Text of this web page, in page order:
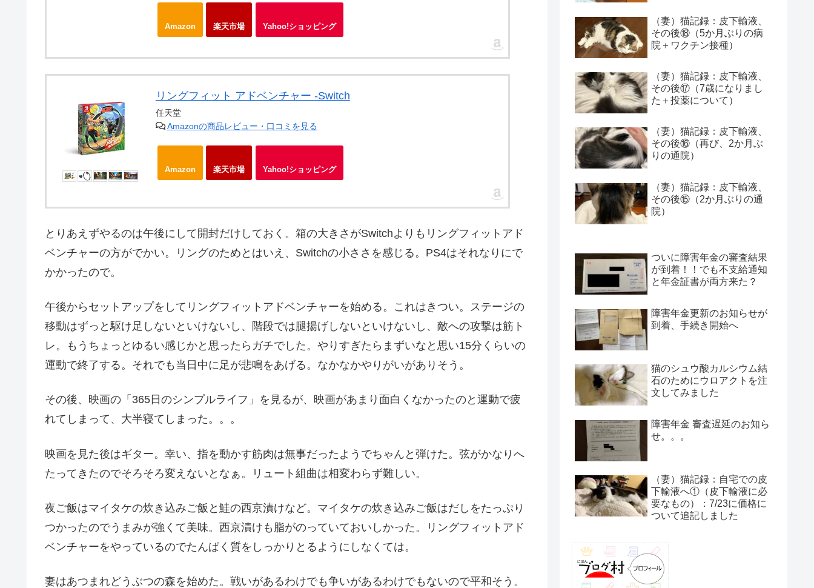
Amazon 楽天市場 Yahoo!ショッピング
リングフィット アドベンチャー -Switch
任天堂
Amazonの商品レビュー・口コミを見る
Amazon 楽天市場 Yahoo!ショッピング
とりあえずやるのは午後にして開封だけしておく。箱の大きさがSwitchよりもリングフィットアド
ベンチャーの方がでかい。リングのためとはいえ、Switchの小ささを感じる。PS4はそれなりにで
かかったので。
午後からセットアップをしてリングフィットアドベンチャーを始める。これはきつい。ステージの
移動はずっと駆け足しないといけないし、階段では腿揚げしないといけないし、敵への攻撃は筋ト
レ。もうちょっとゆるい感じかと思ったらガチでした。やりすぎたらまずいなと思い15分くらいの
運動で終了する。それでも当日中に足が悲鳴をあげる。なかなかやりがいがありそう。
その後、映画の「365日のシンプルライフ」を見るが、映画があまり面白くなかったのと運動で疲
れてしまって、大半寝てしまった。。。
映画を見た後はギター。幸い、指を動かす筋肉は無事だったようでちゃんと弾けた。弦がかなりへ
たってきたのでそろそろ変えないとなぁ。リュート組曲は相変わらず難しい。
夜ご飯はマイタケの炊き込みご飯と鮭の西京漬けなど。マイタケの炊き込みご飯はだしをたっぷり
つかったのでうまみが強くて美味。西京漬けも脂がのっていておいしかった。リングフィットアド
ベンチャーをやっているのでたんぱく質をしっかりとるようにしなくては。
妻はあつまれどうぶつの森を始めた。戦いがあるわけでも争いがあるわけでもないので平和そう。
（妻）猫記録：皮下輸液、
その後⑱（5か月ぶりの病
院＋ワクチン接種）
（妻）猫記録：皮下輸液、
その後⑰（7歳になりまし
た＋投薬について）
（妻）猫記録：皮下輸液、
その後⑯（再び、2か月ぶ
りの通院）
（妻）猫記録：皮下輸液、
その後⑮（2か月ぶりの通
院）
ついに障害年金の審査結果
が到着！！でも不支給通知
と年金証書が両方来た？
障害年金更新のお知らせが
到着、手続き開始へ
猫のシュウ酸カルシウム結
石のためにウロアクトを注
文してみました
障害年金 審査遅延のお知ら
せ。。。
（妻）猫記録：自宅での皮
下輸液へ①（皮下輸液に必
要なもの）：7/23に価格に
ついて追記しました